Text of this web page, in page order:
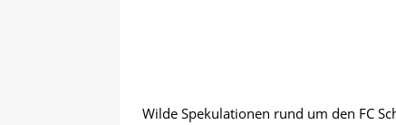
Wilde Spekulationen rund um den FC